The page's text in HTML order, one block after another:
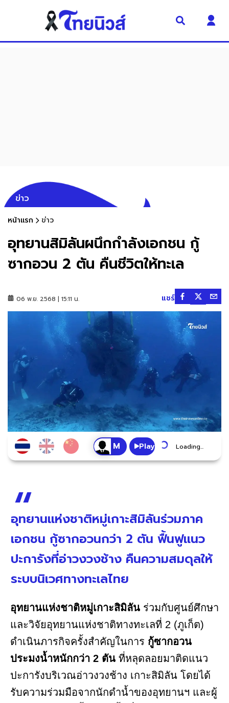
ข่าว
หน้าแรก ข่าว
อุทยานสิมิลันผนึกกำลังเอกชน กู้
ซากอวน 2 ตัน คืนชีวิตให้ทะเล
06 พ.ย. 2568 | 15:11 น. แชร์
Play Loading...
อุทยานแห่งชาติหมู่เกาะสิมิลันร่วมภาค
เอกชน กู้ซากอวนกว่า 2 ตัน ฟื้นฟูแนว
ปะการังที่อ่าวงวงช้าง คืนความสมดุลให้
ระบบนิเวศทางทะเลไทย
อุทยานแห่งชาติหมู่เกาะสิมิลัน ร่วมกับศูนย์ศึกษา
และวิจัยอุทยานแห่งชาติทางทะเลที่ 2 (ภูเก็ต)
ดำเนินภารกิจครั้งสำคัญในการ กู้ซากอวน
ประมงน้ำหนักกว่า 2 ตัน ที่หลุดลอยมาติดแนว
ปะการังบริเวณอ่าวงวงช้าง เกาะสิมิลัน โดยได้
รับความร่วมมือจากนักดำน้ำของอุทยานฯ และผู้